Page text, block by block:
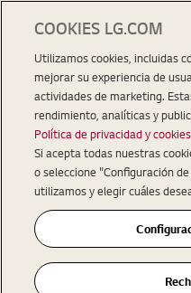
COOKIES LG.COM
Utilizamos cookies, incluidas
mejorar su experiencia de
actividades de marketing.
rendimiento, analíticas y
Política de privacidad y
Si acepta todas nuestras
o seleccione "Configuración
utilizamos y elegir cuáles